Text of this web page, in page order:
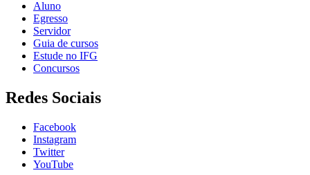
Aluno
Egresso
Servidor
Guia de cursos
Estude no IFG
Concursos
Redes Sociais
Facebook
Instagram
Twitter
YouTube